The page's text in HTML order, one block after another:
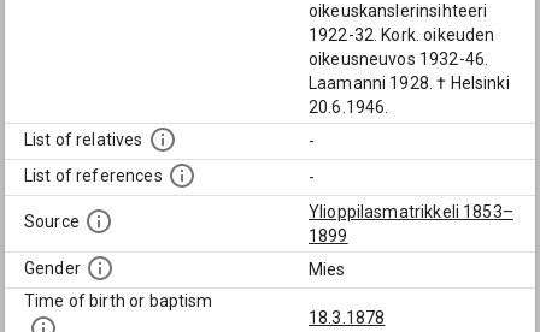
oikeuskanslerinsihteeri
1922-32. Kork. oikeuden
oikeusneuvos 1932-46.
Laamanni 1928. † Helsinki
20.6.1946.
List of relatives
-
List of references
-
Source
Ylioppilasmatrikkeli 1853–
1899
Gender
Mies
Time of birth or baptism
18.3.1878